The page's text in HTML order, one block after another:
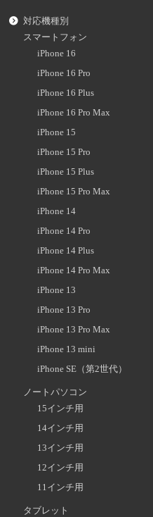
対応機種別
スマートフォン
iPhone 16
iPhone 16 Pro
iPhone 16 Plus
iPhone 16 Pro Max
iPhone 15
iPhone 15 Pro
iPhone 15 Plus
iPhone 15 Pro Max
iPhone 14
iPhone 14 Pro
iPhone 14 Plus
iPhone 14 Pro Max
iPhone 13
iPhone 13 Pro
iPhone 13 Pro Max
iPhone 13 mini
iPhone SE（第2世代）
ノートパソコン
15インチ用
14インチ用
13インチ用
12インチ用
11インチ用
タブレット